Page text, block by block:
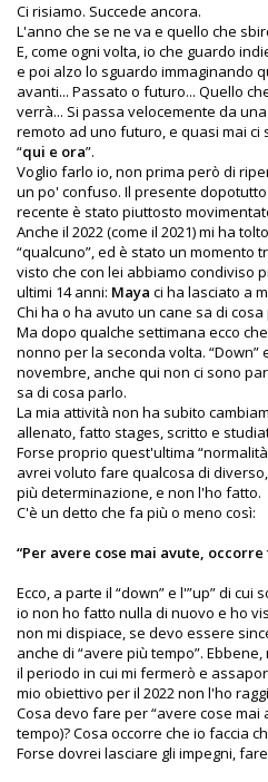
Ci risiamo. Succede ancora.
L'anno che se ne va e quello che
E, come ogni volta, io che guardo
e poi alzo lo sguardo immaginando
avanti... Passato o futuro... Quello
verrà... Si passa velocemente da
remoto ad uno futuro, e quasi mai
“qui e ora”.
Voglio farlo io, non prima però di
un po' confuso. Il presente
recente è stato piuttosto
Anche il 2022 (come il 2021) mi ha
“qualcuno”, ed è stato un momento
visto che con lei abbiamo condiviso
ultimi 14 anni: Maya ci ha lasciato a
Chi ha o ha avuto un cane sa di cosa
Ma dopo qualche settimana ecco
nonno per la seconda volta. “Down”
novembre, anche qui non ci sono
sa di cosa parlo.
La mia attività non ha subito
allenato, fatto stages, scritto e
Forse proprio quest'ultima
avrei voluto fare qualcosa di
più determinazione, e non l'ho fatto.
C'è un detto che fa più o meno così:
“Per avere cose mai avute,
Ecco, a parte il “down” e l'”up” di
io non ho fatto nulla di nuovo e ho
non mi dispiace, se devo essere
anche di “avere più tempo”.
il periodo in cui mi fermerò e
mio obiettivo per il 2022 non l'ho
Cosa devo fare per “avere cose mai
tempo)? Cosa occorre che io faccia
Forse dovrei lasciare gli impegni,